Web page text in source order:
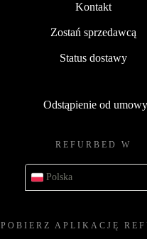
Kontakt
Zostań sprzedawcą
Status dostawy
Odstąpienie od umowy
REFURBED W
Polska
POBIERZ APLIKACJĘ